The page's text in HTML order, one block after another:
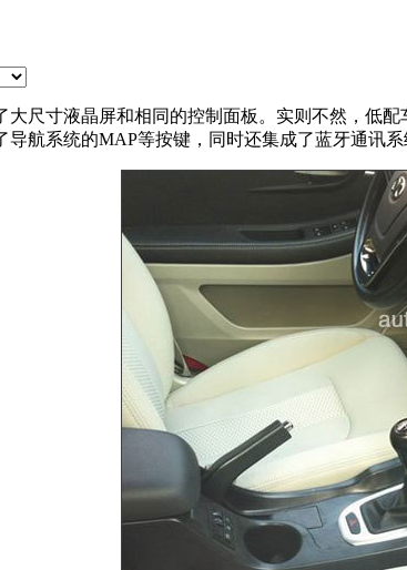
寸液晶屏和相同的控制面板。实则不然，低配
航系统的MAP等按键，同时还集成了蓝牙通讯系